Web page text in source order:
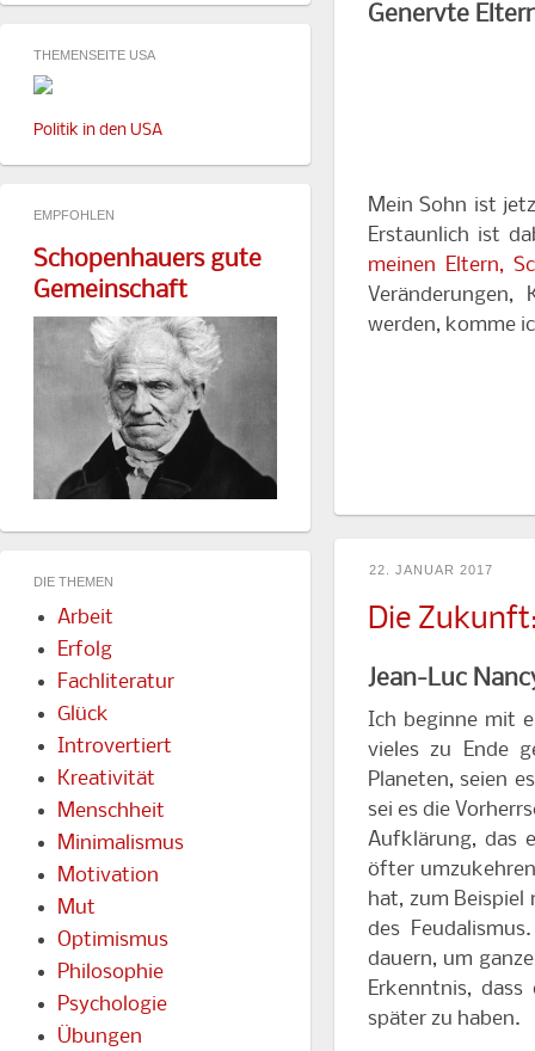
Genervte
Mein Sohn ist
Erstaunlich ist
meinen Eltern,
werden, komme
22. JANUAR 2017
Die
Jean-Luc
Ich beginne mit
vieles zu Ende
Planeten, seien
sei es die
Aufklärung, das
öfter
hat, zum Beispiel
des
dauern, um
Erkenntnis,
später zu haben.
THEMENSEITE USA
Politik in den USA
EMPFOHLEN
Schopenhauers gute
Gemeinschaft
DIE THEMEN
Arbeit
Erfolg
Fachliteratur
Glück
Introvertiert
Kreativität
Menschheit
Minimalismus
Motivation
Mut
Optimismus
Philosophie
Psychologie
Übungen